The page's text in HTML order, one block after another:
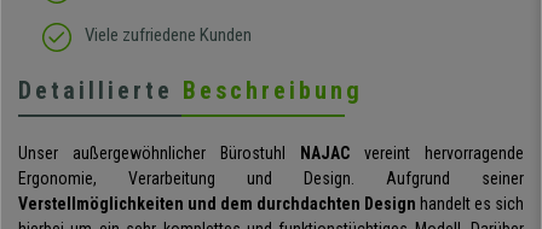
Viele zufriedene Kunden
Detaillierte Beschreibung
Unser außergewöhnlicher Bürostuhl NAJAC vereint hervorragende
Ergonomie, Verarbeitung und Design. Aufgrund seiner
Verstellmöglichkeiten und dem durchdachten Design handelt es sich